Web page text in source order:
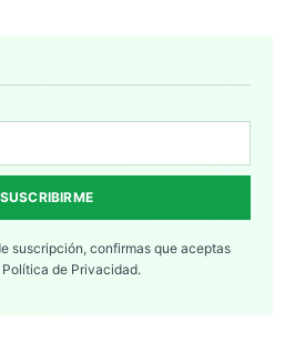
SUSCRIBIRME
suscripción, confirmas que aceptas
Política de Privacidad.